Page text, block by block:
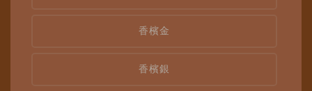
香檳金
香檳銀